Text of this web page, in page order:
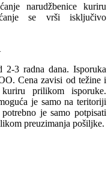
narudžbenice kuriru
se vrši isključivo
3 radna dana. Isporuka
Cena zavisi od težine i
prilikom isporuke.
je samo na teritoriji
je samo potpisati
preuzimanja pošiljke.